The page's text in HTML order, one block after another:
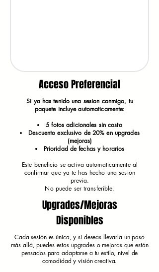
Acceso Preferencial
Si ya has tenido una sesion conmigo, tu
paquete incluye automaticamente:
5 fotos adicionales sin costo
Descuento exclusivo de 20% en upgrades
(mejoras)
Prioridad de fechas y horarios
Este beneficio se activa automaticamente al
confirmar que ya te has hecho una sesion
previa.
No puede ser transferible.
Upgrades/Mejoras
Disponibles
Cada sesión es única, y si deseas llevarla un paso
más allá, puedes estos upgrades o mejoras que están
pensados para adaptarse a tu estilo, nivel de
comodidad y visión creativa.